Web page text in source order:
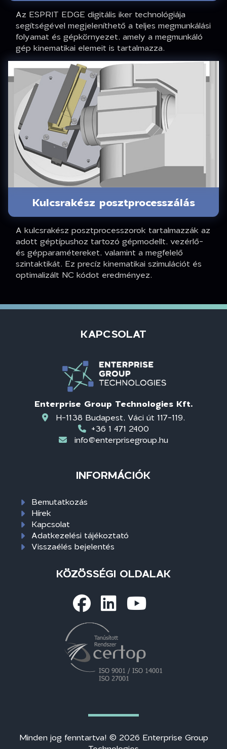
Az ESPRIT EDGE digitális iker technológiája
segítségével megjeleníthető a teljes megmunkálási
folyamat és gépkörnyezet, amely a megmunkáló
gép kinematikai elemeit is tartalmazza.
Kulcsrakész posztprocesszálás
A kulcsrakész posztprocesszorok tartalmazzák az
adott géptípushoz tartozó gépmodellt, vezérlő-
és gépparamétereket, valamint a megfelelő
szintaktikát. Ez precíz kinematikai szimulációt és
optimalizált NC kódot eredményez.
KAPCSOLAT
Enterprise Group Technologies Kft.
H-1138 Budapest, Váci út 117-119.
+36 1 471 2400
info@enterprisegroup.hu
INFORMÁCIÓK
Bemutatkozás
Hírek
Kapcsolat
Adatkezelési tájékoztató
Visszaélés bejelentés
KÖZÖSSÉGI OLDALAK
Minden jog fenntartva! © 2026 Enterprise Group